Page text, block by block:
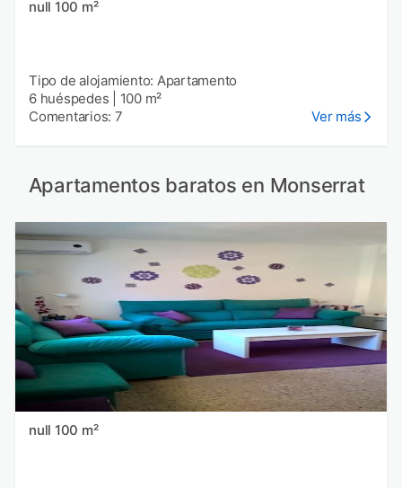
null 100 m²
Tipo de alojamiento: Apartamento
6 huéspedes
100 m²
Comentarios: 7
Ver más
Apartamentos baratos en Monserrat
null 100 m²